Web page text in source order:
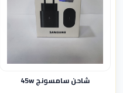
شاحن سامسونج 45w